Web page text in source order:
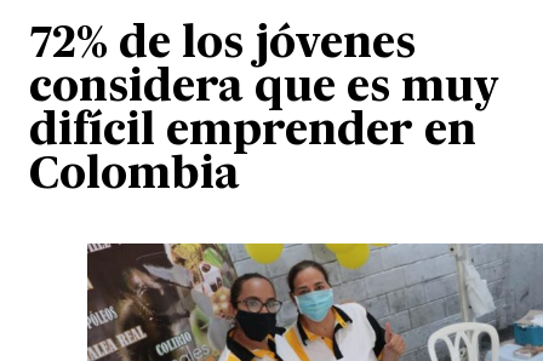
72% de los jóvenes
considera que es muy
difícil emprender en
Colombia